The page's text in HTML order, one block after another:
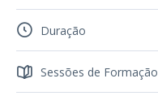
Duração
Sessões de Formação